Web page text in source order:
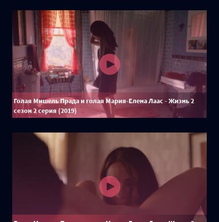
Голая Мишель Прада и голая Мария-Елена Лаас - Жизнь 2
сезон 2 серия (2019)